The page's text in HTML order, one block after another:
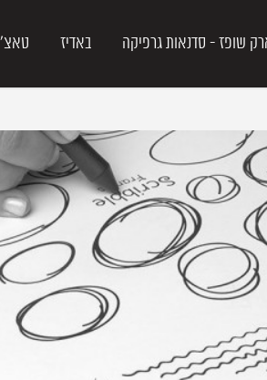
שופז - סדנאות גרפיקה באדיז